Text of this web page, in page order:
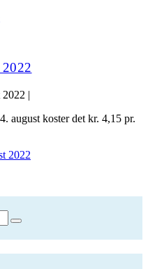
2022 |
august koster det kr. 4,15 pr.
2022